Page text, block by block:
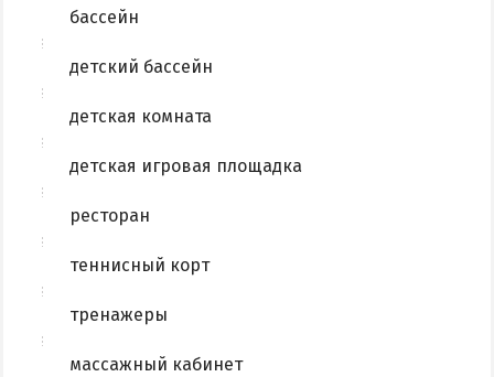
бассейн
детский бассейн
детская комната
детская игровая площадка
ресторан
теннисный корт
тренажеры
массажный кабинет